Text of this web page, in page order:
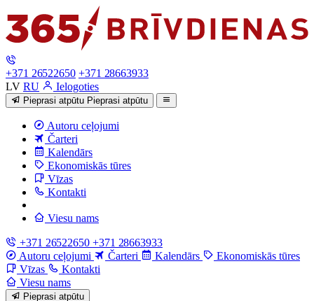
+371 26522650 +371 28663933
LV RU Ielogoties
Pieprasi atpūtu Pieprasi atpūtu
Autoru ceļojumi
Čarteri
Kalendārs
Ekonomiskās tūres
Vīzas
Kontakti
Viesu nams
+371 26522650 +371 28663933
Autoru ceļojumi
Čarteri Kalendārs
Ekonomiskās tūres
Vīzas
Kontakti
Viesu nams
Pieprasi atpūtu